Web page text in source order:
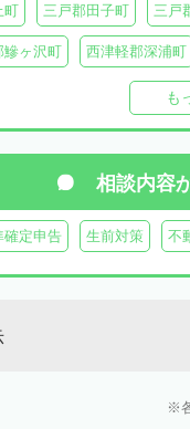
町 三戸郡田子町 三戸
鰺ヶ沢町 西津軽郡深浦町
東津軽郡蓬田村
も
相談内容
確定申告 生前対策 不